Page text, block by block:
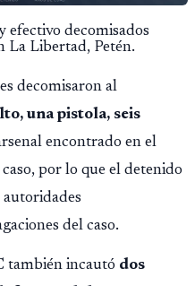
efectivo decomisados
La Libertad, Petén.
decomisaron al
una pistola, seis
encontrado en el
por lo que el detenido
autoridades
del caso.
también incautó dos